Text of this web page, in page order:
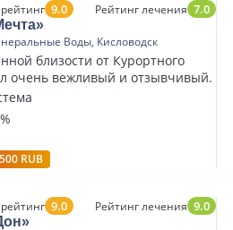
9.0 Рейтинг лечения 7.0
Воды, Кисловодск
близости от Курортного
очень вежливый и отзывчивый.
RUB
9.0 Рейтинг лечения 9.0